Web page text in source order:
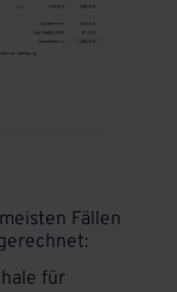
Fällen
für